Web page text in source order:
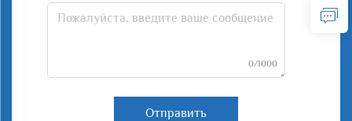
0/1000
Отправить